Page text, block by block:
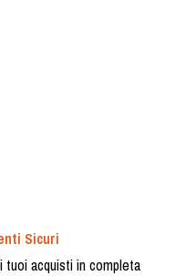
Sicuri
tuoi acquisti in completa